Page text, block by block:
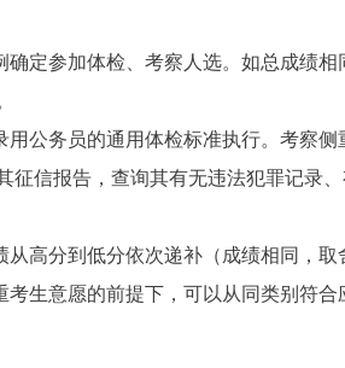
确定参加体检、考察人选。如总成绩
公务员的通用体检标准执行。考察
信报告，查询其有无违法犯罪记录、
高分到低分依次递补（成绩相同，取
生意愿的前提下，可以从同类别符